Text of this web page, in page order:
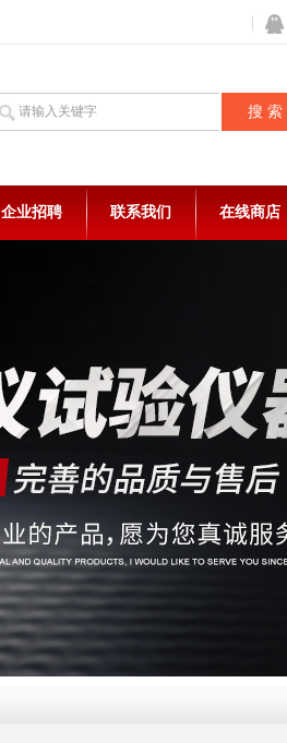
QQ
企业招聘 联系我们 在线商店